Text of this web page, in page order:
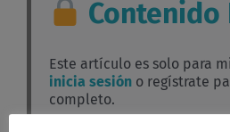
Contenido
Este artículo es solo para
inicia sesión o regístrate
completo.